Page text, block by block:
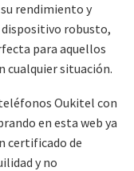
rendimiento y
robusto,
para aquellos
cualquier situación.
Oukitel con
en esta web ya
certificado de
y no